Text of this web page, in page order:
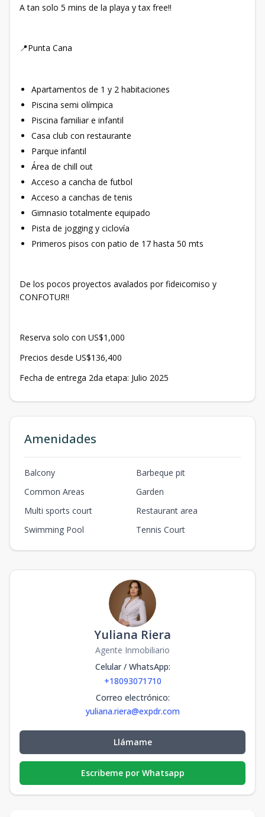
A tan solo 5 mins de la playa y tax free‼️
📍Punta Cana
Apartamentos de 1 y 2 habitaciones
Piscina semi olímpica
Piscina familiar e infantil
Casa club con restaurante
Parque infantil
Área de chill out
Acceso a cancha de futbol
Acceso a canchas de tenis
Gimnasio totalmente equipado
Pista de jogging y ciclovía
Primeros pisos con patio de 17 hasta 50 mts
De los pocos proyectos avalados por fideicomiso y
CONFOTUR‼️
Reserva solo con US$1,000
Precios desde US$136,400
Fecha de entrega 2da etapa: Julio 2025
Amenidades
Balcony
Barbeque pit
Common Areas
Garden
Multi sports court
Restaurant area
Swimming Pool
Tennis Court
Yuliana Riera
Agente Inmobiliario
Celular / WhatsApp:
+18093071710
Correo electrónico:
yuliana.riera@expdr.com
Llámame
Escribeme por Whatsapp